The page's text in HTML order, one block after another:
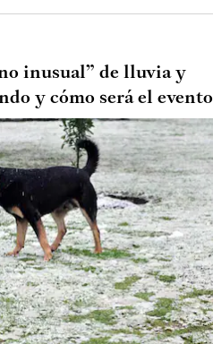
inusual” de lluvia y
y cómo será el evento